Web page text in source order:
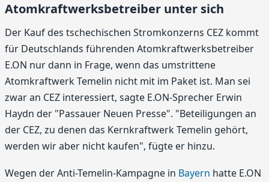
Atomkraftwerksbetreiber unter sich
Der Kauf des tschechischen Stromkonzerns CEZ kommt
für Deutschlands führenden Atomkraftwerksbetreiber
E.ON nur dann in Frage, wenn das umstrittene
Atomkraftwerk Temelin nicht mit im Paket ist. Man sei
zwar an CEZ interessiert, sagte E.ON-Sprecher Erwin
Haydn der "Passauer Neuen Presse". "Beteiligungen an
der CEZ, zu denen das Kernkraftwerk Temelin gehört,
werden wir aber nicht kaufen", fügte er hinzu.
Wegen der Anti-Temelin-Kampagne in Bayern hatte E.ON